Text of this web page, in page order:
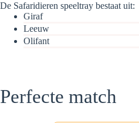
De Safaridieren speeltray bestaat uit:
Giraf
Leeuw
Olifant
Perfecte match